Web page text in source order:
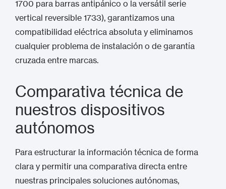
1700 para barras antipánico o la versátil serie
vertical reversible 1733), garantizamos una
compatibilidad eléctrica absoluta y eliminamos
cualquier problema de instalación o de garantía
cruzada entre marcas.
Comparativa técnica de
nuestros dispositivos
autónomos
Para estructurar la información técnica de forma
clara y permitir una comparativa directa entre
nuestras principales soluciones autónomas,